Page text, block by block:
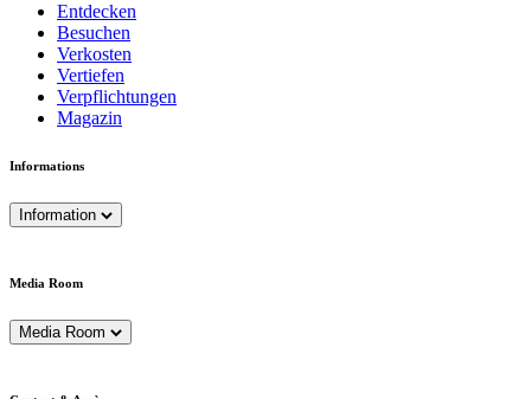
Entdecken
Besuchen
Verkosten
Vertiefen
Verpflichtungen
Magazin
Informations
Information
Media Room
Media Room